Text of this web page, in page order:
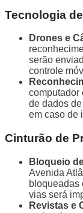
Tecnologia
Drones e
serão
controle
computador
de dados
em caso de
Cinturão de
Bloqueio
Avenida
bloqueadas
vias será
Revistas e